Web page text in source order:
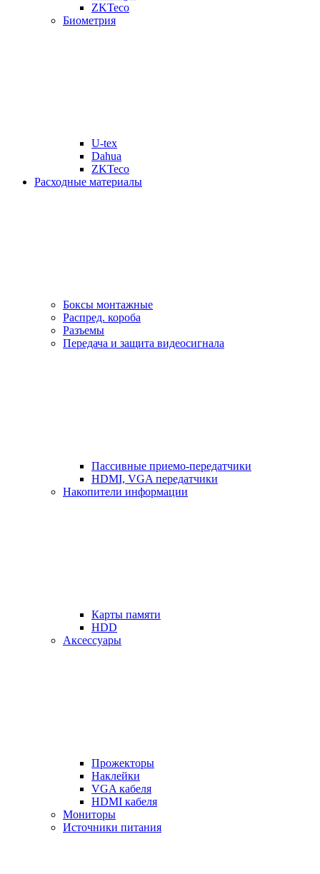
ZKTeco
Биометрия
U-tex
Dahua
ZKTeco
Расходные материалы
Боксы монтажные
Распред. короба
Разъемы
Передача и защита видеосигнала
Пассивные приемо-передатчики
HDMI, VGA передатчики
Накопители информации
Карты памяти
HDD
Аксессуары
Прожекторы
Наклейки
VGA кабеля
HDMI кабеля
Мониторы
Источники питания